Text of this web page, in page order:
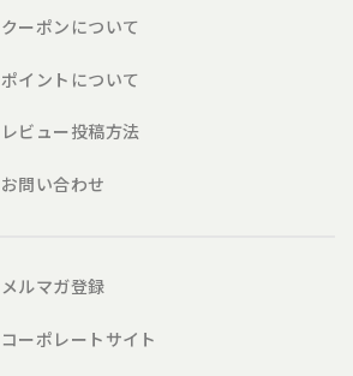
クーポンについて
ポイントについて
レビュー投稿方法
お問い合わせ
メルマガ登録
コーポレートサイト